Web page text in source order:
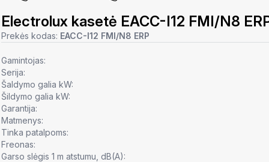
Electrolux kasetė EACC-I12 FMI/N8
Prekės kodas: EACC-I12 FMI/N8 ERP
Gamintojas:
Serija:
Šaldymo galia kW:
Šildymo galia kW:
Garantija:
Matmenys:
Tinka patalpoms:
Freonas:
Garso slėgis 1 m atstumu, dB(A):